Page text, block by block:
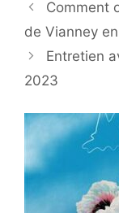
Comment
de Vianney
Entretien
2023